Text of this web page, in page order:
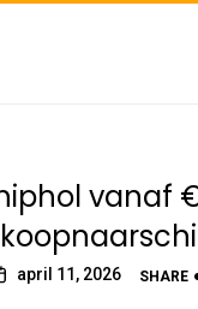
vanaf
april 11, 2026 SHARE